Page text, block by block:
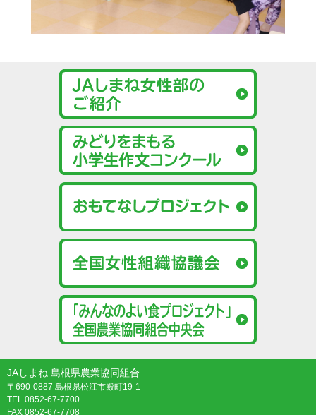
JAしまね 島根県農業協同組合
〒690-0887 島根県松江市殿町19-1
TEL 0852-67-7700
FAX 0852-67-7708